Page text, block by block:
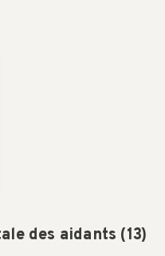
des aidants (13)